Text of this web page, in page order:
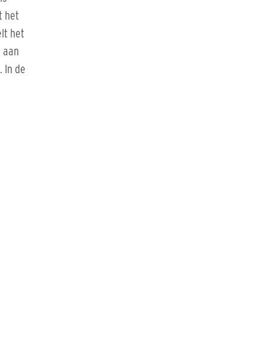
het
het
In de